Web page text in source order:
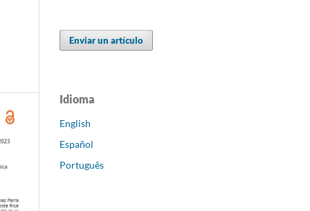
Enviar un artículo
Idioma
English
Español
Português